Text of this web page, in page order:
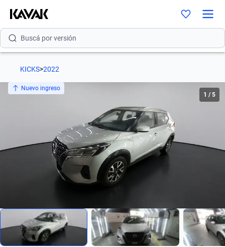
Buscá por modelo
Buscá por versión
Buscá por marca
Buscá por versión
Buscá por año
KICKS>2022
Nuevo ingreso
1 /5